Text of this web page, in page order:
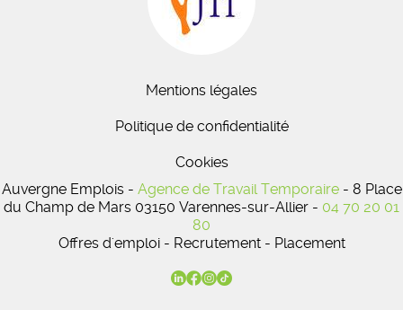
Mentions légales
Politique de confidentialité
Cookies
Auvergne Emplois - Agence de Travail Temporaire- 8 Place
du Champ de Mars 03150 Varennes-sur-Allier - 04 70 20 01
80
Offres d'emploi - Recrutement - Placement